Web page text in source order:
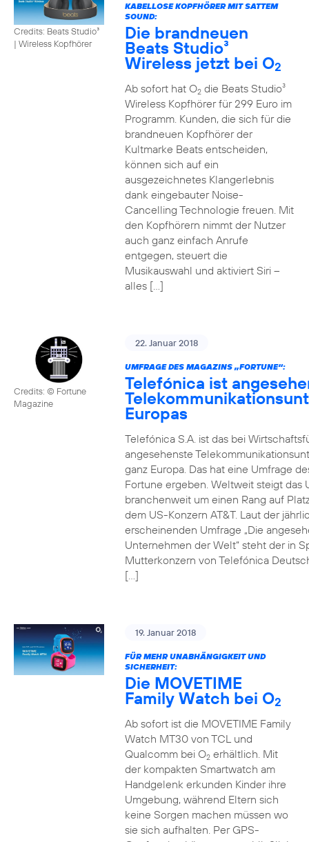
Credits: Beats Studio³
| Wireless Kopfhörer
KABELLOSE KOPFHÖRER MIT SATTEM
SOUND:
Die brandneuen
Beats Studio³
Wireless jetzt bei O2
Ab sofort hat O2die Beats Studio³
Wireless Kopfhörer für 299 Euro im
Programm. Kunden, die sich für die
brandneuen Kopfhörer der
Kultmarke Beats entscheiden,
können sich auf ein
ausgezeichnetes Klangerlebnis
dank eingebauter Noise-
Cancelling Technologie freuen. Mit
den Kopfhörern nimmt der Nutzer
auch ganz einfach Anrufe
entgegen, steuert die
Musikauswahl und aktiviert Siri –
alles […]
Credits: © Fortune
Magazine
22. Januar 2018
UMFRAGE DES MAGAZINS „FORTUNE“:
Telefónica ist
Europas
Telefónica S.A. ist das bei
angesehenste
ganz Europa. Das hat eine Umfrage
Fortune ergeben. Weltweit steigt das
branchenweit um einen Rang auf
dem US-Konzern AT&T. Laut der
erscheinenden Umfrage „Die
Unternehmen der Welt“ steht der in
Mutterkonzern von Telefónica
[…]
19. Januar 2018
FÜR MEHR UNABHÄNGIGKEIT UND
SICHERHEIT:
Die MOVETIME
Family Watch bei O2
Ab sofort ist die MOVETIME Family
Watch MT30 von TCL und
Qualcomm bei O2erhältlich. Mit
der kompakten Smartwatch am
Handgelenk erkunden Kinder ihre
Umgebung, während Eltern sich
keine Sorgen machen müssen wo
sie sich aufhalten. Per GPS-